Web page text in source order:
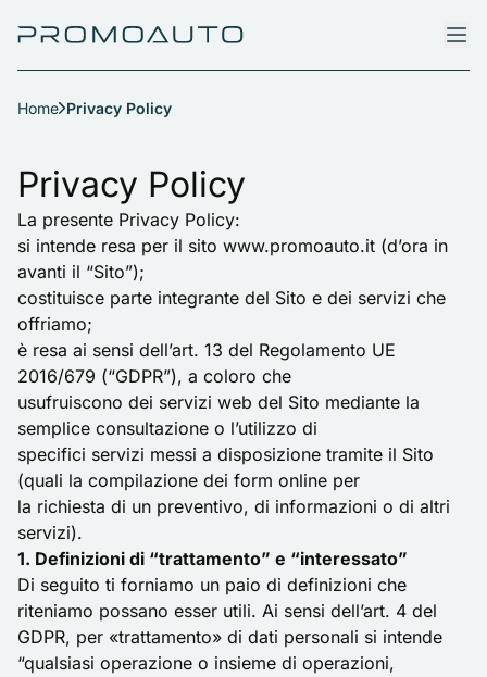
Home Privacy Policy
Privacy Policy
La presente Privacy Policy:
si intende resa per il sito www.promoauto.it (d’ora in
avanti il “Sito”);
costituisce parte integrante del Sito e dei servizi che
offriamo;
è resa ai sensi dell’art. 13 del Regolamento UE
2016/679 (“GDPR”), a coloro che
usufruiscono dei servizi web del Sito mediante la
semplice consultazione o l’utilizzo di
specifici servizi messi a disposizione tramite il Sito
(quali la compilazione dei form online per
la richiesta di un preventivo, di informazioni o di altri
servizi).
1. Definizioni di “trattamento” e “interessato”
Di seguito ti forniamo un paio di definizioni che
riteniamo possano esser utili. Ai sensi dell’art. 4 del
GDPR, per «trattamento» di dati personali si intende
“qualsiasi operazione o insieme di operazioni,